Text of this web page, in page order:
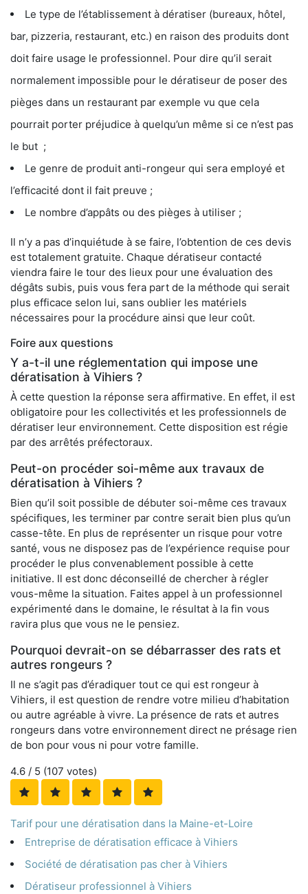
Le type de l’établissement à dératiser (bureaux, hôtel,
bar, pizzeria, restaurant, etc.) en raison des produits dont
doit faire usage le professionnel. Pour dire qu’il serait
normalement impossible pour le dératiseur de poser des
pièges dans un restaurant par exemple vu que cela
pourrait porter préjudice à quelqu’un même si ce n’est pas
le but ;
Le genre de produit anti-rongeur qui sera employé et
l’efficacité dont il fait preuve ;
Le nombre d’appâts ou des pièges à utiliser ;
Il n’y a pas d’inquiétude à se faire, l’obtention de ces devis
est totalement gratuite. Chaque dératiseur contacté
viendra faire le tour des lieux pour une évaluation des
dégâts subis, puis vous fera part de la méthode qui serait
plus efficace selon lui, sans oublier les matériels
nécessaires pour la procédure ainsi que leur coût.
Foire aux questions
Y a-t-il une réglementation qui impose une
dératisation à Vihiers ?
À cette question la réponse sera affirmative. En effet, il est
obligatoire pour les collectivités et les professionnels de
dératiser leur environnement. Cette disposition est régie
par des arrêtés préfectoraux.
Peut-on procéder soi-même aux travaux de
dératisation à Vihiers ?
Bien qu’il soit possible de débuter soi-même ces travaux
spécifiques, les terminer par contre serait bien plus qu’un
casse-tête. En plus de représenter un risque pour votre
santé, vous ne disposez pas de l’expérience requise pour
procéder le plus convenablement possible à cette
initiative. Il est donc déconseillé de chercher à régler
vous-même la situation. Faites appel à un professionnel
expérimenté dans le domaine, le résultat à la fin vous
ravira plus que vous ne le pensiez.
Pourquoi devrait-on se débarrasser des rats et
autres rongeurs ?
Il ne s’agit pas d’éradiquer tout ce qui est rongeur à
Vihiers, il est question de rendre votre milieu d’habitation
ou autre agréable à vivre. La présence de rats et autres
rongeurs dans votre environnement direct ne présage rien
de bon pour vous ni pour votre famille.
4.6 / 5 (107 votes)
Tarif pour une dératisation dans la Maine-et-Loire
Entreprise de dératisation efficace à Vihiers
Société de dératisation pas cher à Vihiers
Dératiseur professionnel à Vihiers